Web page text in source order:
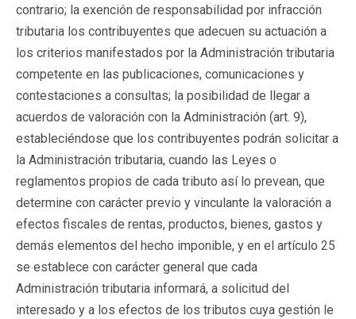
contrario; la exención de responsabilidad por infracción
tributaria los contribuyentes que adecuen su actuación a
los criterios manifestados por la Administración tributaria
competente en las publicaciones, comunicaciones y
contestaciones a consultas; la posibilidad de llegar a
acuerdos de valoración con la Administración (art. 9),
estableciéndose que los contribuyentes podrán solicitar a
la Administración tributaria, cuando las Leyes o
reglamentos propios de cada tributo así lo prevean, que
determine con carácter previo y vinculante la valoración a
efectos fiscales de rentas, productos, bienes, gastos y
demás elementos del hecho imponible, y en el artículo 25
se establece con carácter general que cada
Administración tributaria informará, a solicitud del
interesado y a los efectos de los tributos cuya gestión le